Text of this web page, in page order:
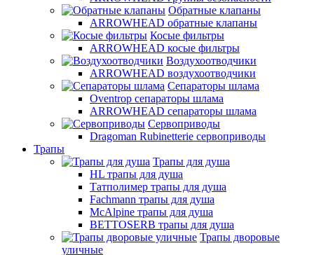
Обратные клапаны
ARROWHEAD обратные клапаны
Косые фильтры
ARROWHEAD косые фильтры
Воздухоотводчики
ARROWHEAD воздухоотводчики
Сепараторы шлама
Oventrop cепараторы шлама
ARROWHEAD сепараторы шлама
Сервоприводы
Dragoman Rubinetterie сервоприводы
Трапы
Трапы для душа
HL трапы для душа
Татполимер трапы для душа
Fachmann трапы для душа
McAlpine трапы для душа
BETTOSERB трапы для душа
Трапы дворовые
уличные